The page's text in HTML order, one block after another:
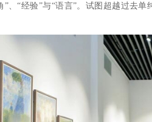
”、“经验”与“语言”。试图超越过去